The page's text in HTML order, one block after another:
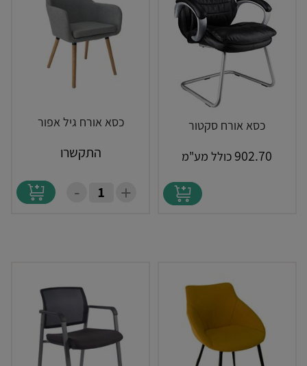
כסא אורח סקטור
902.70 כולל מע"מ
כסא אורח גיל אפור
התקשרו
+
-